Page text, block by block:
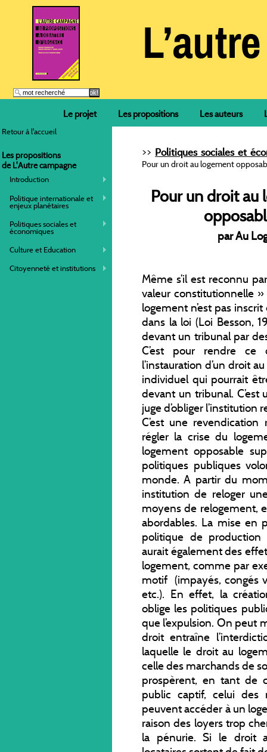
Le projet Les propositions Les auteurs
Retour à l'accueil
Les propositions
de L'Autre campagne
Introduction
Politique internationale et
enjeux planétaires
Politiques sociales et
économiques
Culture et Education
Citoyenneté et institutions
>> Politiques sociales et
Pour un droit au logement
Pour un droit au
par Au
Même s’il est reconnu
valeur constitutionnelle
logement n’est pas
dans la loi (Loi Besson,
devant un tribunal par
C’est pour rendre ce
l’instauration d’un droit
individuel qui pourrait
devant un tribunal.
juge d’obliger l’institution
C’est une
régler la crise du
logement opposable
politiques publiques
monde. A partir du
institution de reloger
moyens de relogement,
abordables. La mise en
politique de production
aurait également des
logement, comme par
motif (impayés, congés
etc.). En effet, la
oblige les politiques
que l’expulsion. On peut
droit entraîne
laquelle le droit au
celle des marchands de
prospèrent, en tant de
public captif, celui des
peuvent accéder à un
raison des loyers trop
la pénurie. Si le droit